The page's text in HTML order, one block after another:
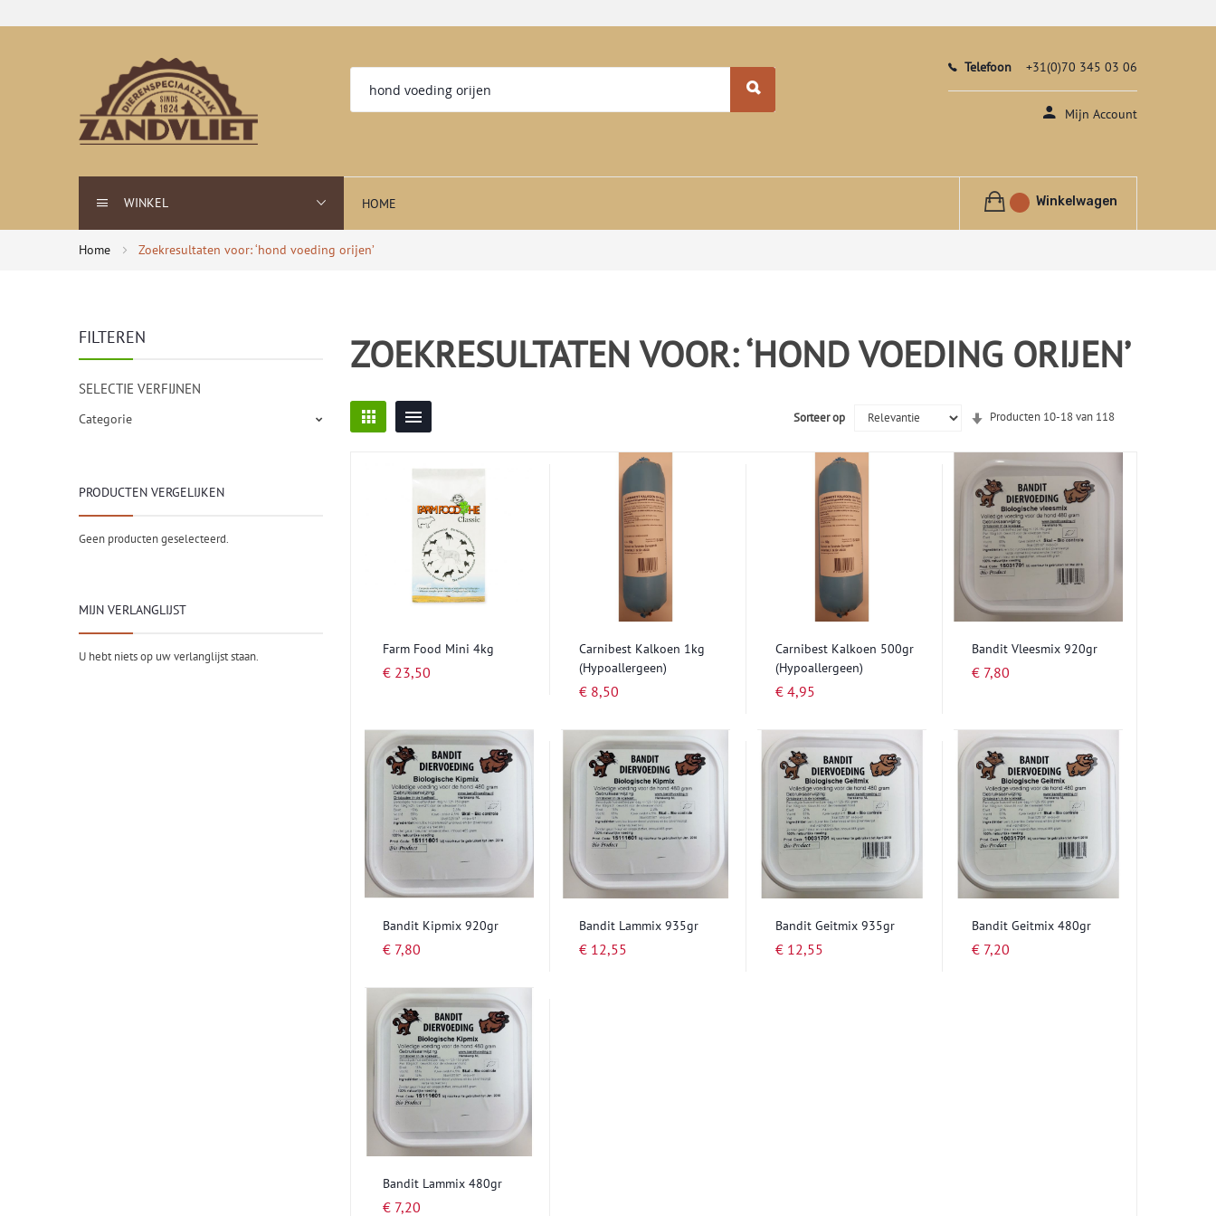
Telefoon +31(0)70 345 03 06
Mijn Account
WINKEL HOME Winkelwagen
Home Zoekresultaten voor: ‘hond voeding orijen’
ZOEKRESULTATEN VOOR: ‘HOND VOEDING ORIJEN’
Tonen
Foto-
tabel
Lijst
Producten 10-18van 118
Sorteer op
Van
hoog
sorteren
Farm Food Mini 4kg
€ 23,50
Carnibest Kalkoen 1kg
(Hypoallergeen)
€ 8,50
Carnibest Kalkoen 500gr
(Hypoallergeen)
€ 4,95
Bandit Vleesmix 920gr
€ 7,80
Bandit Kipmix 920gr
€ 7,80
Bandit Lammix 935gr
€ 12,55
Bandit Geitmix 935gr
€ 12,55
Bandit Geitmix 480gr
€ 7,20
Bandit Lammix 480gr
€ 7,20
FILTEREN
SELECTIE VERFIJNEN
Categorie
PRODUCTEN VERGELIJKEN
Geen producten geselecteerd.
MIJN VERLANGLIJST
U hebt niets op uw verlanglijst staan.